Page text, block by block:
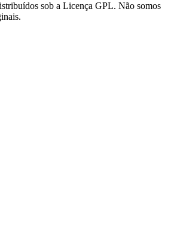
sob a Licença GPL. Não somos